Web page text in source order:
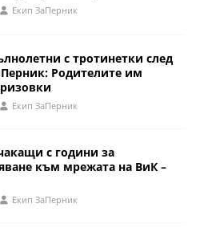
Eкип ЗаПерник
с тротинетки след
Родителите им
Eкип ЗаПерник
с години за
към мрежата на ВиК –
Eкип ЗаПерник